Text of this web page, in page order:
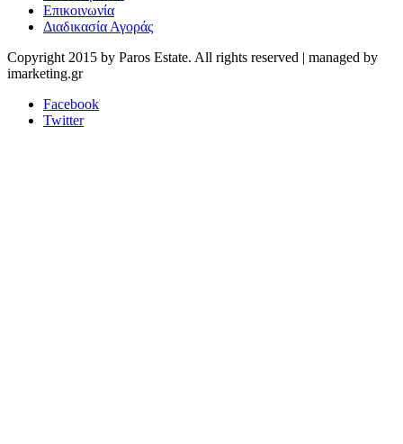
Επικοινωνία
Διαδικασία Αγοράς
Copyright 2015 by Paros Estate. All rights reserved | managed by
imarketing.gr
Facebook
Twitter